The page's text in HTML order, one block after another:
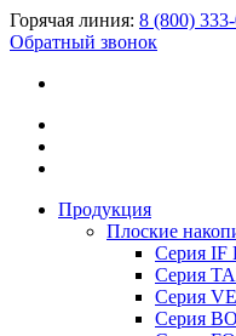
Горячая линия: 8 (800)
Обратный звонок
Продукция
Плоские
Серия IF
Серия
Серия
Серия